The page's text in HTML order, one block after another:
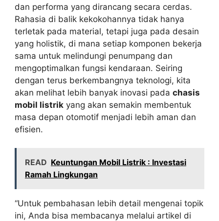
dan performa yang dirancang secara cerdas.
Rahasia di balik kekokohannya tidak hanya
terletak pada material, tetapi juga pada desain
yang holistik, di mana setiap komponen bekerja
sama untuk melindungi penumpang dan
mengoptimalkan fungsi kendaraan. Seiring
dengan terus berkembangnya teknologi, kita
akan melihat lebih banyak inovasi pada chasis
mobil listrik yang akan semakin membentuk
masa depan otomotif menjadi lebih aman dan
efisien.
READ Keuntungan Mobil Listrik : Investasi
Ramah Lingkungan
“Untuk pembahasan lebih detail mengenai topik
ini, Anda bisa membacanya melalui artikel di